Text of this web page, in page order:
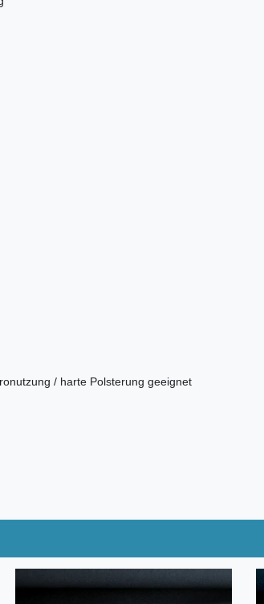
/ harte Polsterung geeignet